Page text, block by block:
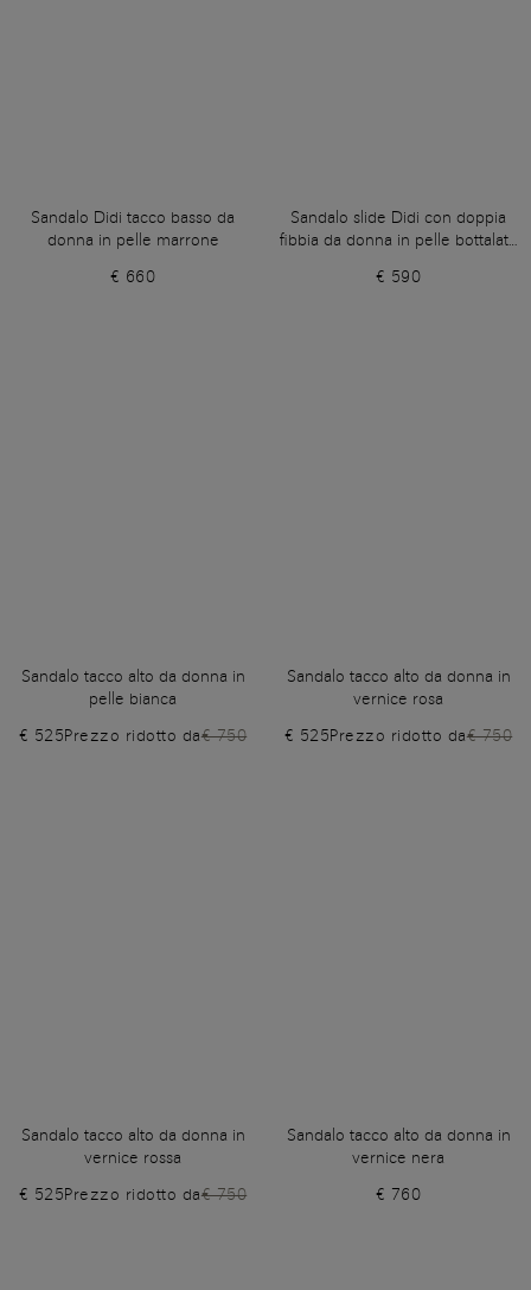
Sandalo Didi tacco basso da
donna in pelle marrone
€ 660
Sandalo slide Didi con doppia
fibbia da donna in pelle bottalata
€ 590
Sandalo tacco alto da donna in
pelle bianca
€ 525Prezzo ridotto da€ 750
Sandalo tacco alto da donna in
vernice rosa
€ 525Prezzo ridotto da€ 750
Sandalo tacco alto da donna in
vernice rossa
€ 525Prezzo ridotto da€ 750
Sandalo tacco alto da donna in
vernice nera
€ 760